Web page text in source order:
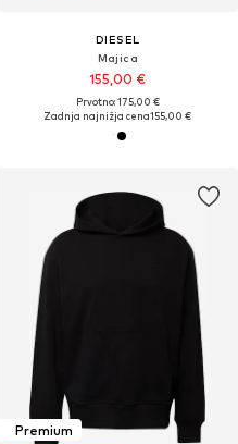
DIESEL
Majica
155,00 €
Prvotno: 175,00 €
Zadnja najnižja cena155,00 €
Premium